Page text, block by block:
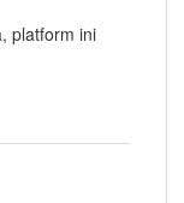
platform ini